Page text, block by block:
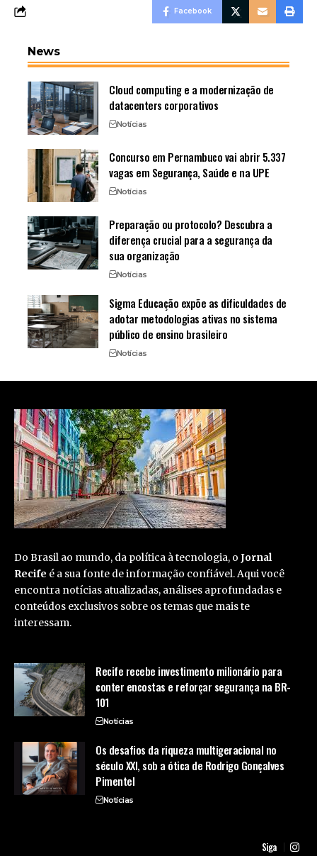
Facebook
News
Cloud computing e a modernização de
datacenters corporativos
Notícias
Concurso em Pernambuco vai abrir 5.337
vagas em Segurança, Saúde e na UPE
Notícias
Preparação ou protocolo? Descubra a
diferença crucial para a segurança da
sua organização
Notícias
Sigma Educação expõe as dificuldades de
adotar metodologias ativas no sistema
público de ensino brasileiro
Notícias
Do Brasil ao mundo, da política à tecnologia, o Jornal
Recife é a sua fonte de informação confiável. Aqui você
encontra notícias atualizadas, análises aprofundadas e
conteúdos exclusivos sobre os temas que mais te
interessam.
Recife recebe investimento milionário para
conter encostas e reforçar segurança na BR-
101
Notícias
Os desafios da riqueza multigeracional no
século XXI, sob a ótica de Rodrigo Gonçalves
Pimentel
Notícias
Siga